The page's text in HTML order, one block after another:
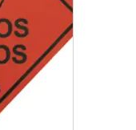
interna